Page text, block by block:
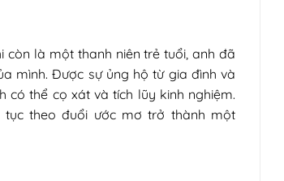
là một thanh niên trẻ tuổi, anh đã
mình. Được sự ủng hộ từ gia đình và
có thể cọ xát và tích lũy kinh nghiệm.
theo đuổi ước mơ trở thành một